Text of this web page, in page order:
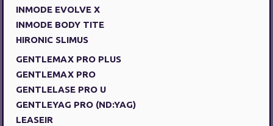
INMODE EVOLVE X
INMODE BODY TITE
HIRONIC SLIMUS
GENTLEMAX PRO PLUS
GENTLEMAX PRO
GENTLELASE PRO U
GENTLEYAG PRO (ND:YAG)
LEASEIR